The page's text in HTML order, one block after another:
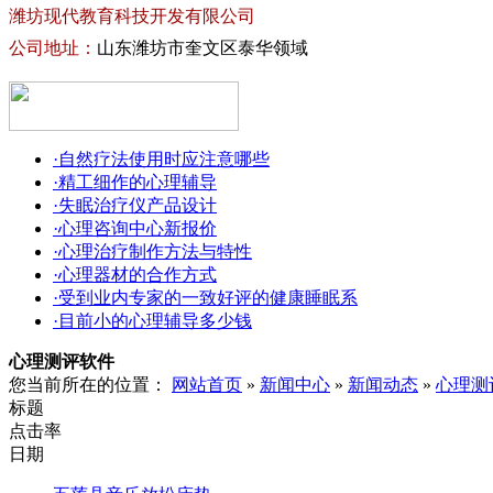
潍坊现代教育科技开发有限公司
公司地址： 山东潍坊市奎文区泰华领域
·自然疗法使用时应注意哪些
·精工细作的心理辅导
·失眠治疗仪产品设计
·心理咨询中心新报价
·心理治疗制作方法与特性
·心理器材的合作方式
·受到业内专家的一致好评的健康睡眠系
·目前小的心理辅导多少钱
心理测评软件
您当前所在的位置：
网站首页 » 新闻中心 » 新闻动态 » 心理测
标题
点击率
日期